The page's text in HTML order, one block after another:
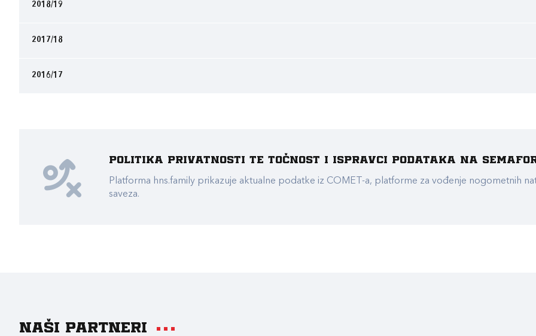
2018/19
2017/18
2016/17
Politika privatnosti te točnost i ispravci podataka na
Platforma hns.family prikazuje aktualne podatke iz COMET-a, platforme za vođenje nogometnih
saveza.
Naši partneri